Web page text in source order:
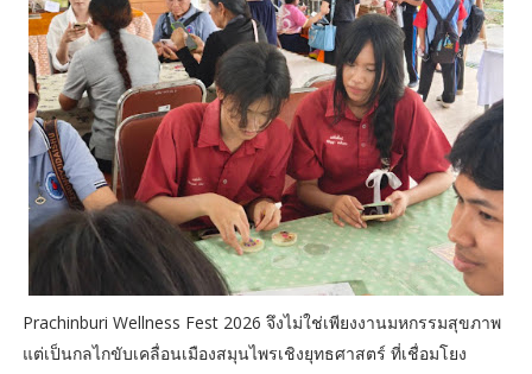
Prachinburi Wellness Fest 2026 จึงไม่ใช่เพียงงานมหกรรมสุขภาพ
แต่เป็นกลไกขับเคลื่อนเมืองสมุนไพรเชิงยุทธศาสตร์ ที่เชื่อมโยง